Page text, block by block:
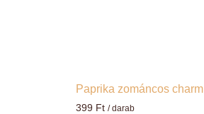
Paprika zománcos charm
399 Ft / darab